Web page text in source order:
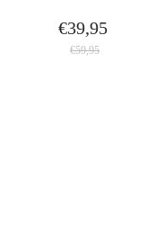
€39,95
€59,95